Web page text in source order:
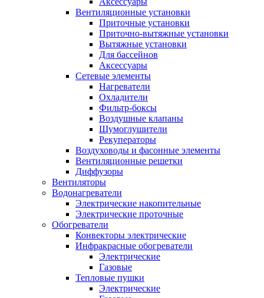
Вентиляционные установки
Приточные установки
Приточно-вытяжные установки
Вытяжные установки
Для бассейнов
Аксессуары
Сетевые элементы
Нагреватели
Охладители
Фильтр-боксы
Воздушные клапаны
Шумоглушители
Рекуператоры
Воздуховоды и фасонные элементы
Вентиляционные решетки
Диффузоры
Вентиляторы
Водонагреватели
Электрические накопительные
Электрические проточные
Обогреватели
Конвекторы электрические
Инфракрасные обогреватели
Электрические
Газовые
Тепловые пушки
Электрические